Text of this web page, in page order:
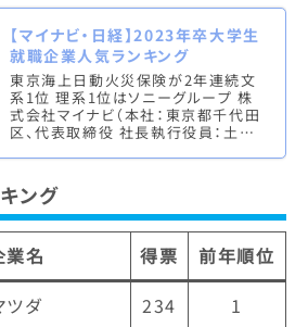
【マイナビ・日経】2023年卒大学生
就職企業人気ランキング
東京海上日動火災保険が2年連続文
系1位 理系1位はソニーグループ 株
式会社マイナビ（本社：東京都千代田
区、代表取締役 社長執行役員：土屋
ング
業名 得票
前年順位
ツダ 234
1